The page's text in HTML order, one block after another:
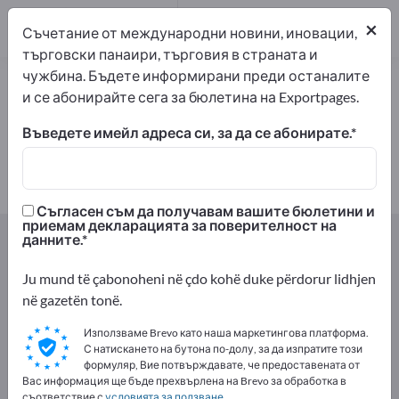
Фуражни семена – намерете
производители и доставчици
Exportpages
Селски и горски стопанства
Рекламирайте безплатно в
Exportpages!
Нужди – Оферти – Използвани стоки – Бизнес
контакти >> започнете оттук
×
Съчетание от международни новини, иновации,
търговски панаири, търговия в страната и
чужбина. Бъдете информирани преди останалите
и се абонирайте сега за бюлетина на Exportpages.
Въведете имейл адреса си, за да се абонирате.
Съгласен съм да получавам вашите бюлетини и
приемам декларацията за поверителност на
данните.
Ju mund të çabonoheni në çdo kohë duke përdorur lidhjen
në gazetën tonë.
Използваме Brevo като наша маркетингова платформа.
С натискането на бутона по-долу, за да изпратите този
формуляр, Вие потвърждавате, че предоставената от
Вас информация ще бъде прехвърлена на Brevo за обработка в